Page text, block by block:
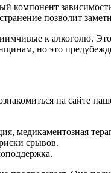
позволит
к алкоголю. Это
но это
на сайте
медикаментозная
срывов.